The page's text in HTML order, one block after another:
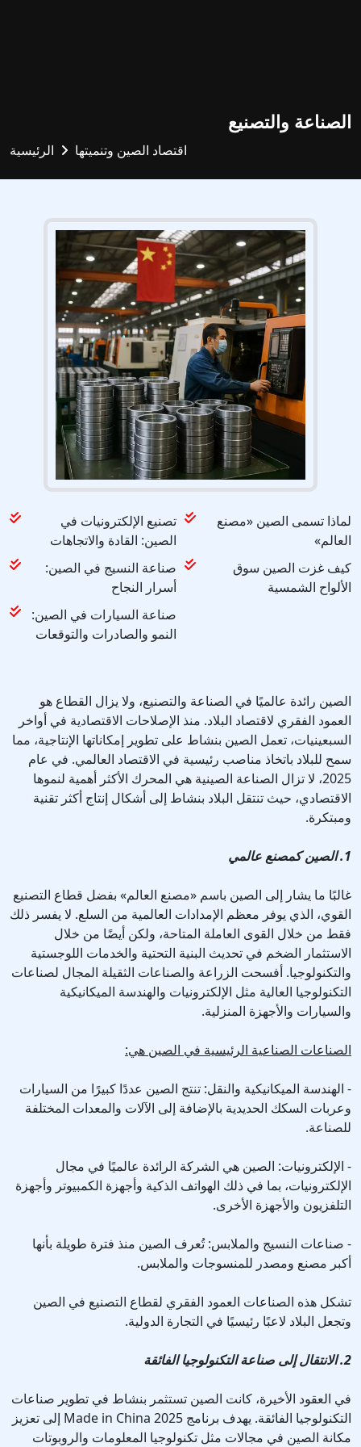
الصناعة والتصنيع
الرئيسية اقتصاد الصين وتنميتها
تصنيع الإلكترونيات في
الصين: القادة والاتجاهات
لماذا تسمى الصين «مصنع
العالم»
صناعة النسيج في الصين:
أسرار النجاح
كيف غزت الصين سوق
الألواح الشمسية
صناعة السيارات في الصين:
النمو والصادرات والتوقعات
الصين رائدة عالميًا في الصناعة والتصنيع، ولا يزال القطاع هو
العمود الفقري لاقتصاد البلاد. منذ الإصلاحات الاقتصادية في أواخر
السبعينيات، تعمل الصين بنشاط على تطوير إمكاناتها الإنتاجية، مما
سمح للبلاد باتخاذ مناصب رئيسية في الاقتصاد العالمي. في عام
2025، لا تزال الصناعة الصينية هي المحرك الأكثر أهمية لنموها
الاقتصادي، حيث تنتقل البلاد بنشاط إلى أشكال إنتاج أكثر تقنية
ومبتكرة.
1. الصين كمصنع عالمي
غالبًا ما يشار إلى الصين باسم «مصنع العالم» بفضل قطاع التصنيع
القوي، الذي يوفر معظم الإمدادات العالمية من السلع. لا يفسر ذلك
فقط من خلال القوى العاملة المتاحة، ولكن أيضًا من خلال
الاستثمار الضخم في تحديث البنية التحتية والخدمات اللوجستية
والتكنولوجيا. أفسحت الزراعة والصناعات الثقيلة المجال لصناعات
التكنولوجيا العالية مثل الإلكترونيات والهندسة الميكانيكية
والسيارات والأجهزة المنزلية.
الصناعات الصناعية الرئيسية في الصين هي:
- الهندسة الميكانيكية والنقل: تنتج الصين عددًا كبيرًا من السيارات
وعربات السكك الحديدية بالإضافة إلى الآلات والمعدات المختلفة
للصناعة.
- الإلكترونيات: الصين هي الشركة الرائدة عالميًا في مجال
الإلكترونيات، بما في ذلك الهواتف الذكية وأجهزة الكمبيوتر وأجهزة
التلفزيون والأجهزة الأخرى.
- صناعات النسيج والملابس: تُعرف الصين منذ فترة طويلة بأنها
أكبر مصنع ومصدر للمنسوجات والملابس.
تشكل هذه الصناعات العمود الفقري لقطاع التصنيع في الصين
وتجعل البلاد لاعبًا رئيسيًا في التجارة الدولية.
2. الانتقال إلى صناعة التكنولوجيا الفائقة
في العقود الأخيرة، كانت الصين تستثمر بنشاط في تطوير صناعات
التكنولوجيا الفائقة. يهدف برنامج Made in China 2025 إلى تعزيز
مكانة الصين في مجالات مثل تكنولوجيا المعلومات والروبوتات